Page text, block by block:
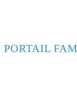
PORTAIL